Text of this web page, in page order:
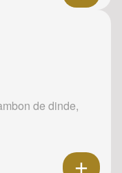
de dinde,